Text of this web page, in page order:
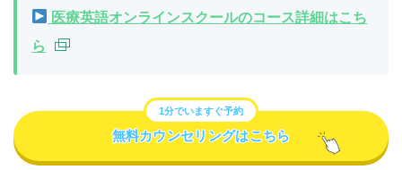
医療英語オンラインスクールのコース詳細はこち
ら
1分でいますぐ予約
無料カウンセリングはこちら